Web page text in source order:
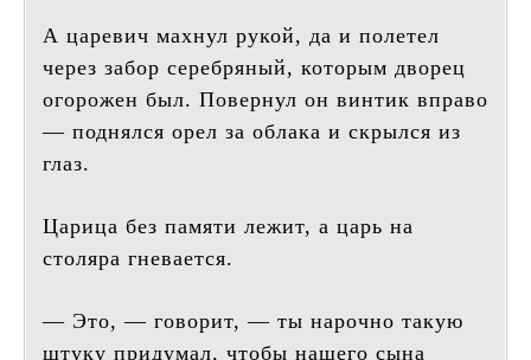
А царевич махнул рукой, да и полетел
через забор серебряный, которым дворец
огорожен был. Повернул он винтик вправо
— поднялся орел за облака и скрылся из
глаз.
Царица без памяти лежит, а царь на
столяра гневается.
— Это, — говорит, — ты нарочно такую
штуку придумал, чтобы нашего сына